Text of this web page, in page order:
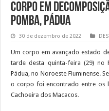
Corpo em
Pomba, Pádua
30 de dezembro de 2022
Um corpo em avançado estado
tarde desta quinta-feira (29) no
Pádua, no Noroeste Fluminense.
o corpo foi encontrado entre os
Cachoeira dos Macacos.